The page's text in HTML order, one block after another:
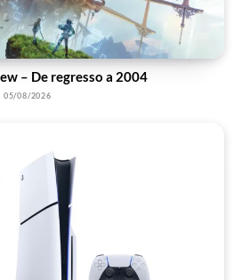
– De regresso a 2004
05/08/2026